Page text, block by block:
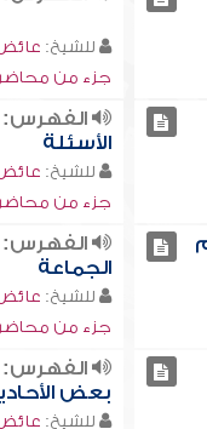
للشيخ: عائض
جزء من
الفهرس:
الأسئلة
للشيخ: عائض
جزء من
الفهرس:
الجماعة
للشيخ: عائض
جزء من
الفهرس:
بعض
للشيخ: عائض